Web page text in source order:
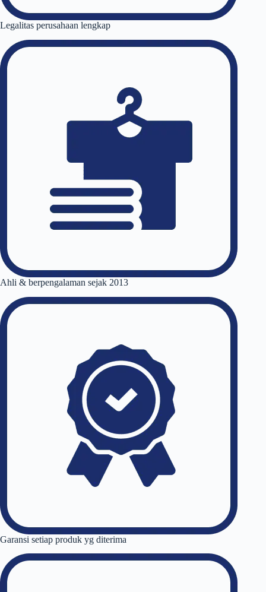
Legalitas perusahaan lengkap
Ahli & berpengalaman sejak 2013
Garansi setiap produk yg diterima